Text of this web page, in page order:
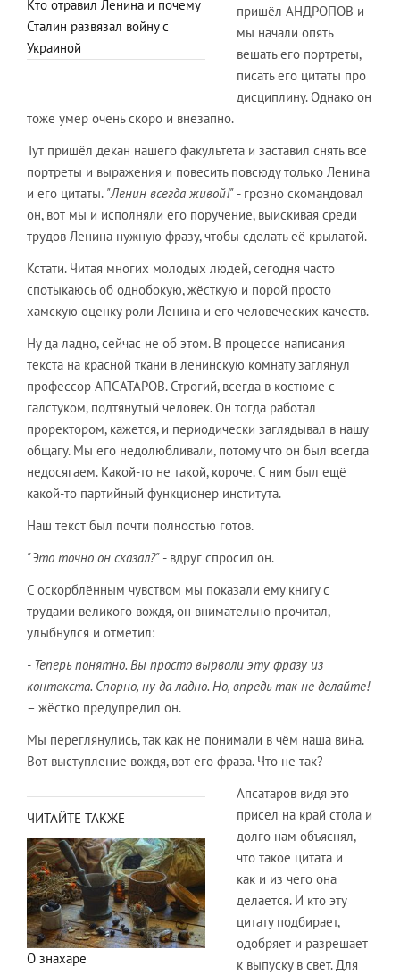
Кто отравил Ленина и почему
Сталин развязал войну с
Украиной
пришёл АНДРОПОВ и
мы начали опять
вешать его портреты,
писать его цитаты про
дисциплину. Однако он
тоже умер очень скоро и внезапно.
Тут пришёл декан нашего факультета и заставил снять все
портреты и выражения и повесить повсюду только Ленина
и его цитаты. "Ленин всегда живой!" - грозно скомандовал
он, вот мы и исполняли его поручение, выискивая среди
трудов Ленина нужную фразу, чтобы сделать её крылатой.
Кстати. Читая многих молодых людей, сегодня часто
спотыкаюсь об однобокую, жёсткую и порой просто
хамскую оценку роли Ленина и его человеческих качеств.
Ну да ладно, сейчас не об этом. В процессе написания
текста на красной ткани в ленинскую комнату заглянул
профессор АПСАТАРОВ. Строгий, всегда в костюме с
галстуком, подтянутый человек. Он тогда работал
проректором, кажется, и периодически заглядывал в нашу
общагу. Мы его недолюбливали, потому что он был всегда
недосягаем. Какой-то не такой, короче. С ним был ещё
какой-то партийный функционер института.
Наш текст был почти полностью готов.
"Это точно он сказал?" - вдруг спросил он.
С оскорблённым чувством мы показали ему книгу с
трудами великого вождя, он внимательно прочитал,
улыбнулся и отметил:
- Теперь понятно. Вы просто вырвали эту фразу из
контекста. Спорно, ну да ладно. Но, впредь так не делайте!
– жёстко предупредил он.
Мы переглянулись, так как не понимали в чём наша вина.
Вот выступление вождя, вот его фраза. Что не так?
ЧИТАЙТЕ ТАКЖЕ
О знахаре
Апсатаров видя это
присел на край стола и
долго нам объяснял,
что такое цитата и
как и из чего она
делается. И кто эту
цитату подбирает,
одобряет и разрешает
к выпуску в свет. Для